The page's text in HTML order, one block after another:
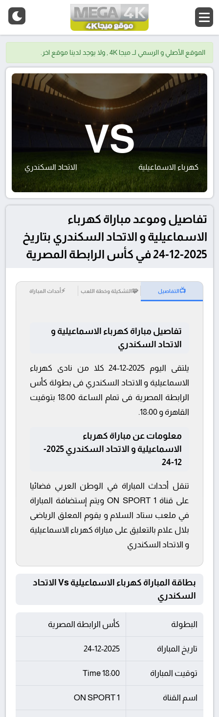
الموقع الأصلي و الرسمي لــ ميجا 4K , ولا يوجد لدينا موقع اخر.
كهرباء الاسماعيلية
VS
الاتحاد السكندري
تفاصيل وموعد مباراة كهرباء
الاسماعيلية و الاتحاد السكندري بتاريخ
2025-12-24 في كأس الرابطة المصرية
📺التفاصيل 🧩التشكيلة وخطة اللعب ⚡أحداث المباراة
تفاصيل مباراة كهرباء الاسماعيلية و
الاتحاد السكندري
يلتقى اليوم 2025-12-24 كلا من نادى كهرباء
الاسماعيلية و الاتحاد السكندري فى بطولة كأس
الرابطة المصرية فى تمام الساعة 18:00 بتوقيت
القاهرة و 18:00.
معلومات عن مباراة كهرباء
الاسماعيلية و الاتحاد السكندري 2025-
12-24
تنقل أحداث المباراة في الوطن العربي فضائيا
على قناة ON SPORT 1 ويتم إستضافة المباراة
في ملعب ستاد السلام و يقوم المعلق الرياضى
بلال علام بالتعليق على مباراة كهرباء الاسماعيلية
و الاتحاد السكندري
بطاقة المباراة كهرباء الاسماعيلية Vs الاتحاد
السكندري
البطولة كأس الرابطة المصرية
تاريخ المباراة 24-12-2025
توقيت المباراة 18:00 Time
اسم القناة ON SPORT 1